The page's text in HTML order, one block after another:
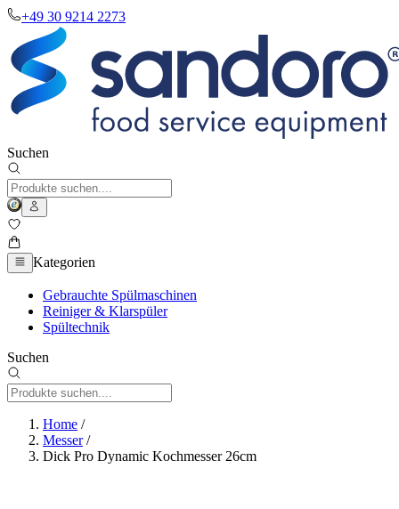
+49 30 9214 2273
Suchen
Kategorien
Gebrauchte Spülmaschinen
Reiniger & Klarspüler
Spültechnik
Suchen
Home /
Messer/
Dick Pro Dynamic Kochmesser 26cm